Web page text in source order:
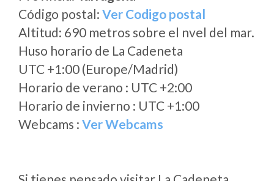
Código postal: Ver Codigo postal
Altitud: 690 metros sobre el nvel del mar.
Huso horario de La Cadeneta
UTC +1:00 (Europe/Madrid)
Horario de verano : UTC +2:00
Horario de invierno : UTC +1:00
Webcams : Ver Webcams